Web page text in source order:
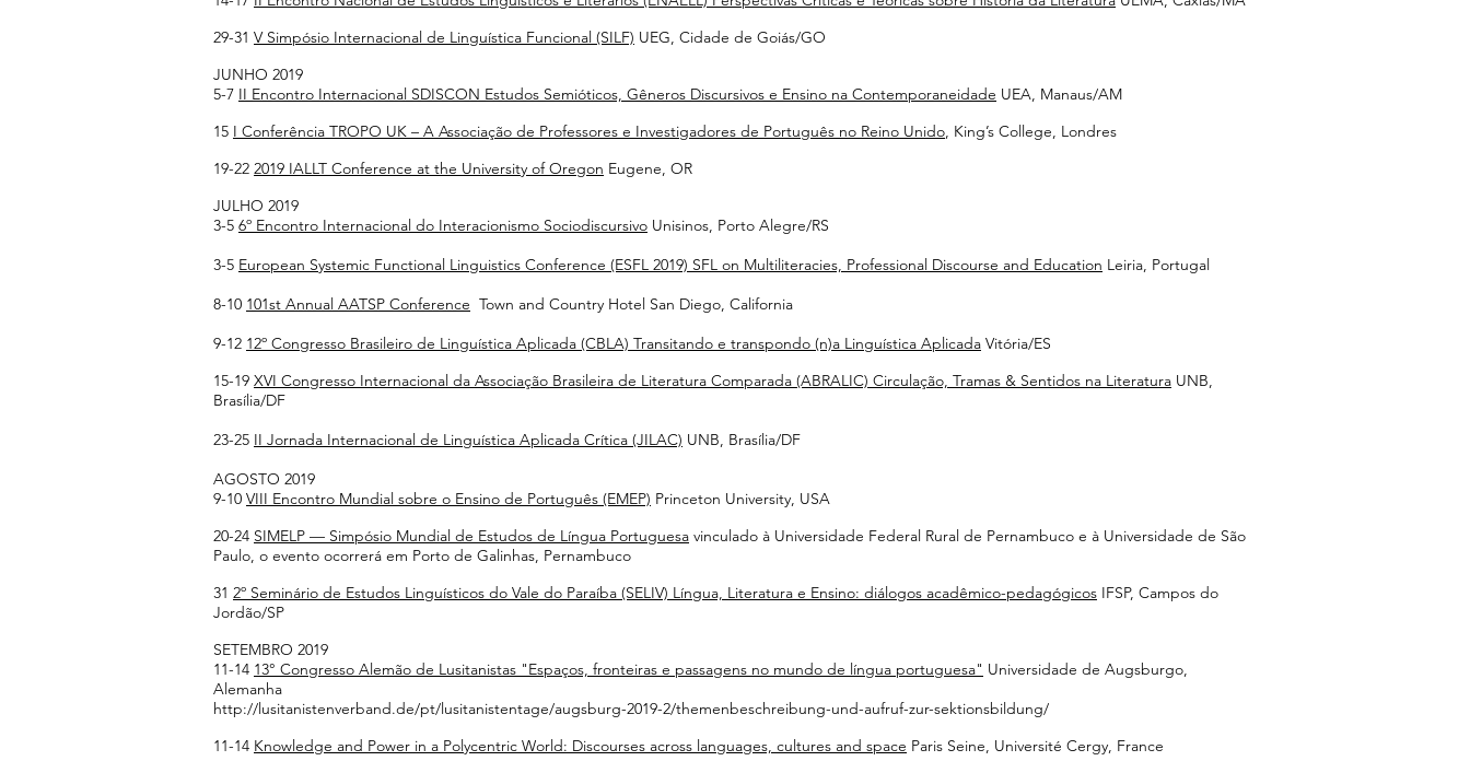
29-31 V Simpósio Internacional de Linguística Funcional (SILF) UEG, Cidade de Goiás/GO
JUNHO 2019
5-7 II Encontro Internacional SDISCON Estudos Semióticos, Gêneros Discursivos e Ensino na Contemporaneidade UEA, Manaus/AM
15 I Conferência TROPO UK – A Associação de Professores e Investigadores de Português no Reino Unido, King’s College, Londres
19-22 2019 IALLT Conference at the University of Oregon Eugene, OR
​JULHO 2019
3-5 6º Encontro Internacional do Interacionismo Sociodiscursivo Unisinos, Porto Alegre/RS
3-5 European Systemic Functional Linguistics Conference (ESFL 2019) SFL on Multiliteracies, Professional Discourse and Education Leiria, Portugal
8-10 101st Annual AATSP Conference Town and Country Hotel San Diego, California
9-12 12º Congresso Brasileiro de Linguística Aplicada (CBLA) Transitando e transpondo (n)a Linguística Aplicada Vitória/ES
15-19 XVI Congresso Internacional da Associação Brasileira de Literatura Comparada (ABRALIC) Circulação, Tramas & Sentidos na Literatura UNB,
Brasília/DF
23-25 II Jornada Internacional de Linguística Aplicada Crítica (JILAC) UNB, Brasília/DF
AGOSTO 2019
9-10 VIII Encontro Mundial sobre o Ensino de Português (EMEP) Princeton University, USA
20-24 SIMELP — Simpósio Mundial de Estudos de Língua Portuguesa vinculado à Universidade Federal Rural de Pernambuco e à Universidade de São
Paulo, o evento ocorrerá em Porto de Galinhas, Pernambuco
31 2º Seminário de Estudos Linguísticos do Vale do Paraíba (SELIV) Língua, Literatura e Ensino: diálogos acadêmico-pedagógicos IFSP, Campos do
Jordão/SP
SETEMBRO 2019
11-14 13° Congresso Alemão de Lusitanistas "Espaços, fronteiras e passagens no mundo de língua portuguesa" Universidade de Augsburgo,
Alemanha
http://lusitanistenverband.de/pt/lusitanistentage/augsburg-2019-2/themenbeschreibung-und-aufruf-zur-sektionsbildung/
11-14 Knowledge and Power in a Polycentric World: Discourses across languages, cultures and space Paris Seine, Université Cergy, France